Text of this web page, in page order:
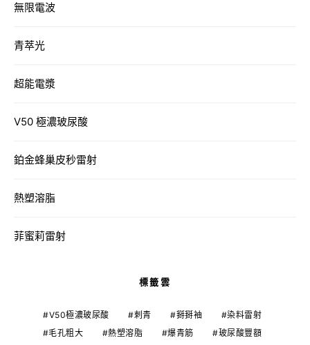
無限電波
青萃光
超能電漿
V50 極濃玻尿酸
鉑金蜂巢皮秒雷射
熱塑溶脂
菲蜜莉雷射
標籤雲
V50極濃玻尿酸 刺青 掰掰袖
染料雷射
毛孔粗大
熱塑溶脂 爆青筋
玻尿酸豐額